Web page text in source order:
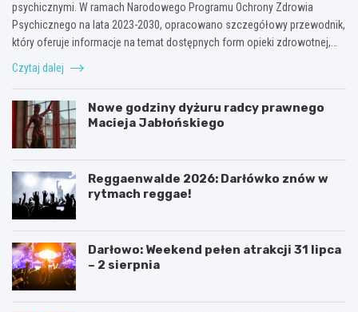
psychicznymi. W ramach Narodowego Programu Ochrony Zdrowia
Psychicznego na lata 2023-2030, opracowano szczegółowy przewodnik,
który oferuje informacje na temat dostępnych form opieki zdrowotnej,…
Czytaj dalej
Nowe godziny dyżuru radcy prawnego
Macieja Jabłońskiego
Reggaenwalde 2026: Darłówko znów w
rytmach reggae!
Darłowo: Weekend pełen atrakcji 31 lipca
– 2 sierpnia